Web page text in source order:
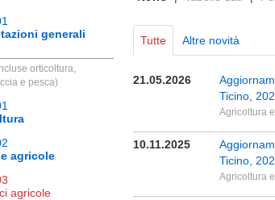
generali
orticoltura,
e pesca)
agricole
agricole
Tutte Altre novità
21.05.2026
Ticino,
Agricoltura
10.11.2025
Ticino,
Agricoltura